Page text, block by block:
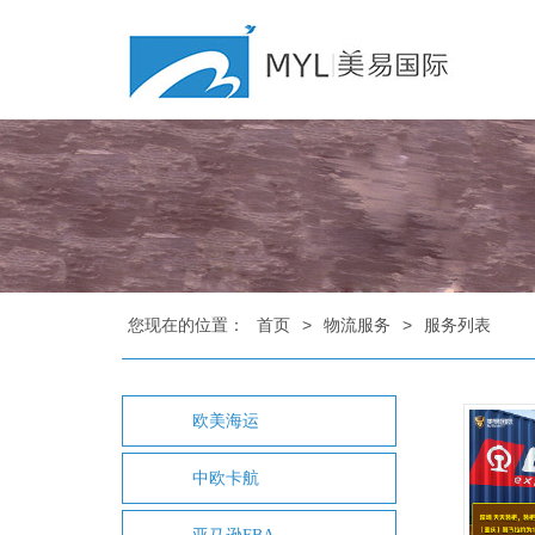
您现在的位置： 首页 > 物流服务 > 服务列表
欧美海运
中欧卡航